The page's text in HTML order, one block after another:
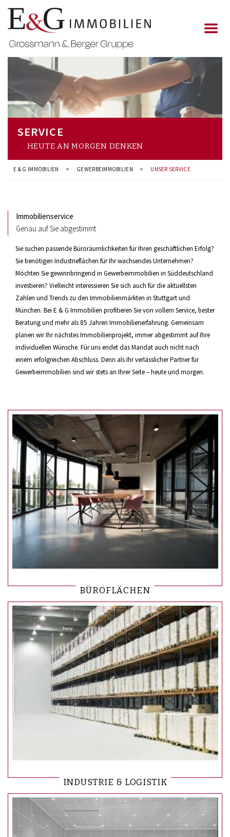
SERVICE
HEUTE AN MORGEN DENKEN
E & G IMMOBILIEN > GEWERBEIMMOBILIEN > UNSER SERVICE
Immobilienservice
Genau auf Sie abgestimmt
Sie suchen passende Büroräumlichkeiten für Ihren geschäftlichen Erfolg?
Sie benötigen Industrieflächen für Ihr wachsendes Unternehmen?
Möchten Sie gewinnbringend in Gewerbeimmobilien in Süddeutschland
investieren? Vielleicht interessieren Sie sich auch für die aktuellsten
Zahlen und Trends zu den Immobilienmärkten in Stuttgart und
München. Bei E & G Immobilien profitieren Sie von vollem Service, bester
Beratung und mehr als 85 Jahren Immobilienerfahrung. Gemeinsam
planen wir Ihr nächstes Immobilienprojekt, immer abgestimmt auf Ihre
individuellen Wünsche. Für uns endet das Mandat auch nicht nach
einem erfolgreichen Abschluss. Denn als Ihr verlässlicher Partner für
Gewerbeimmobilien sind wir stets an Ihrer Seite – heute und morgen.
BÜROFLÄCHEN
INDUSTRIE & LOGISTIK